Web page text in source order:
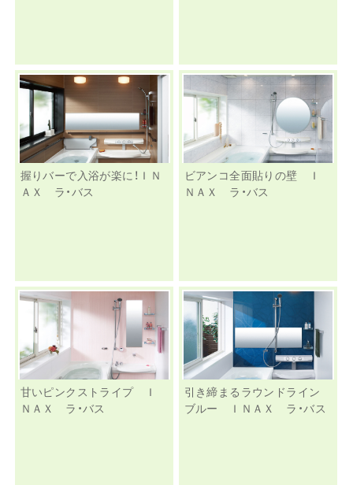
握りバーで入浴が楽に！ＩＮ
ＡＸ ラ・バス
ビアンコ全面貼りの壁 Ｉ
ＮＡＸ ラ・バス
甘いピンクストライプ Ｉ
ＮＡＸ ラ・バス
引き締まるラウンドライン
ブルー ＩＮＡＸ ラ・バス